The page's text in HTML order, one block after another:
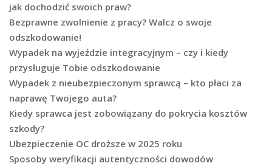
jak dochodzić swoich praw?
Bezprawne zwolnienie z pracy? Walcz o swoje
odszkodowanie!
Wypadek na wyjeździe integracyjnym – czy i kiedy
przysługuje Tobie odszkodowanie
Wypadek z nieubezpieczonym sprawcą – kto płaci za
naprawę Twojego auta?
Kiedy sprawca jest zobowiązany do pokrycia kosztów
szkody?
Ubezpieczenie OC droższe w 2025 roku
Sposoby weryfikacji autentyczności dowodów